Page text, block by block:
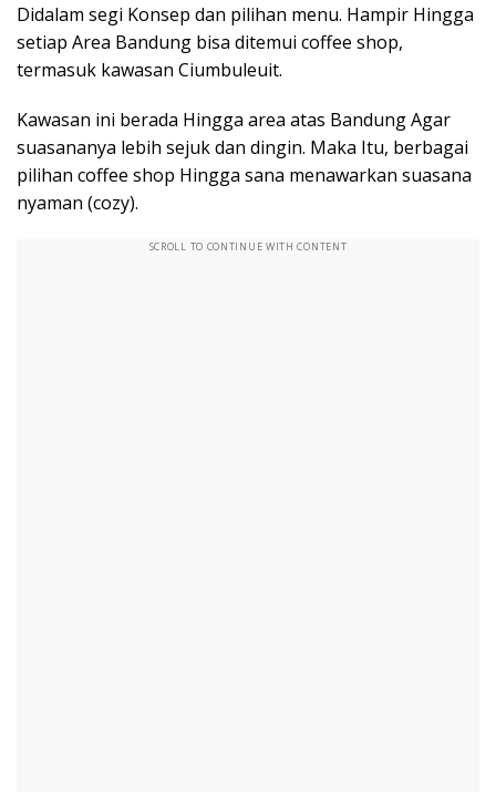
Didalam segi Konsep dan pilihan menu. Hampir Hingga
setiap Area Bandung bisa ditemui coffee shop,
termasuk kawasan Ciumbuleuit.
Kawasan ini berada Hingga area atas Bandung Agar
suasananya lebih sejuk dan dingin. Maka Itu, berbagai
pilihan coffee shop Hingga sana menawarkan suasana
nyaman (cozy).
SCROLL TO CONTINUE WITH CONTENT